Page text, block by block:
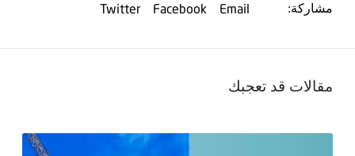
مشاركة: Email
Facebook
Twitter
مقالات قد تعجبك